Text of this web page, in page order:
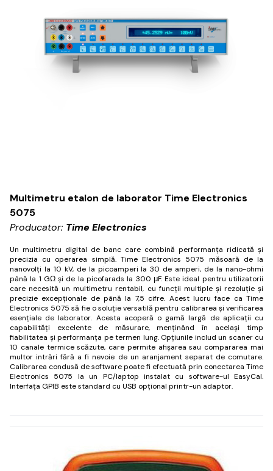
Multimetru etalon de laborator Time Electronics
5075
Producator: Time Electronics
Un multimetru digital de banc care combină performanța ridicată și
precizia cu operarea simplă. Time Electronics 5075 măsoară de la
nanovolți la 10 kV, de la picoamperi la 30 de amperi, de la nano-ohmi
până la 1 GΩ și de la picofarads la 300 μF. Este ideal pentru utilizatorii
care necesită un multimetru rentabil, cu funcții multiple și rezoluție și
precizie excepționale de până la 7,5 cifre. Acest lucru face caTime
Electronics 5075 să fie o soluție versatilă pentru calibrarea și verificarea
esențiale de laborator. Acesta acoperă o gamă largă de aplicații cu
capabilități excelente de măsurare, menținând în același timp
fiabilitatea și performanța pe termen lung. Opțiunile includ un scaner cu
10 canale termice scăzute, care permite afișarea sau compararea mai
multor intrări fără a fi nevoie de un aranjament separat de comutare.
Calibrarea condusă de software poate fi efectuată prin conectarea Time
Electronics 5075 la un PC/laptop instalat cu software-ul EasyCal.
Interfața GPIB este standard cu USB opțional printr-un adaptor.